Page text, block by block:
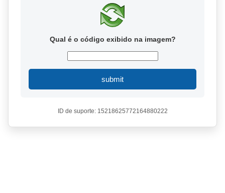
Qual é o código exibido na imagem?
submit
ID de suporte: 15218625772164880222